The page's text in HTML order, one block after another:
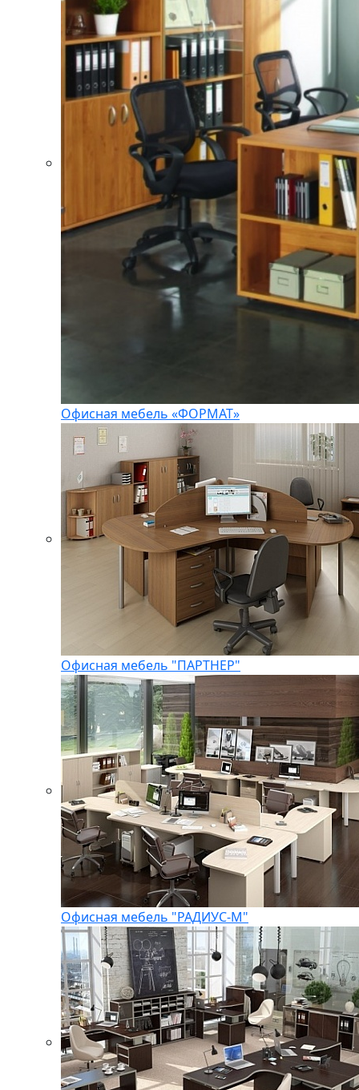
Офисная мебель «ФОРМАТ»
Офисная мебель "ПАРТНЕР"
Офисная мебель "РАДИУС-М"